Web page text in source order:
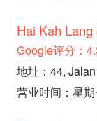
Hai Kah
Google评分：
地址：44,
营业时间：星